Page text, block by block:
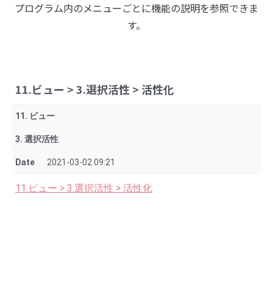
プログラム内のメニューごとに機能の説明を参照できま
す。
11.ビュー > 3.選択活性 > 活性化
11. ビュー
3. 選択活性
Date 2021-03-02 09:21
11.ビュー > 3.選択活性 > 活性化